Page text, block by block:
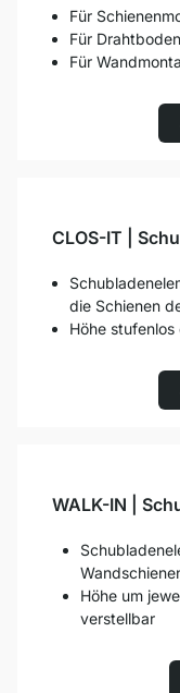
Für
Für
Für
CLOS-IT |
die Schienen
Höhe stufenlos
WALK-IN |
Höhe um
verstellbar